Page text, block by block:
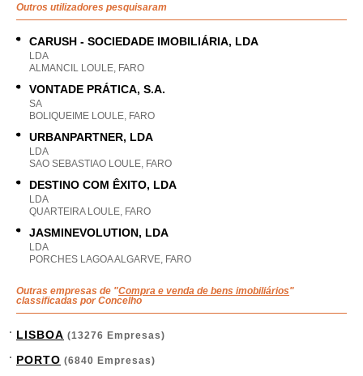
Outros utilizadores pesquisaram
CARUSH - SOCIEDADE IMOBILIÁRIA, LDA
LDA
ALMANCIL LOULE, FARO
VONTADE PRÁTICA, S.A.
SA
BOLIQUEIME LOULE, FARO
URBANPARTNER, LDA
LDA
SAO SEBASTIAO LOULE, FARO
DESTINO COM ÊXITO, LDA
LDA
QUARTEIRA LOULE, FARO
JASMINEVOLUTION, LDA
LDA
PORCHES LAGOA ALGARVE, FARO
Outras empresas de "Compra e venda de bens imobiliários"
classificadas por Concelho
LISBOA (13276 Empresas)
PORTO (6840 Empresas)